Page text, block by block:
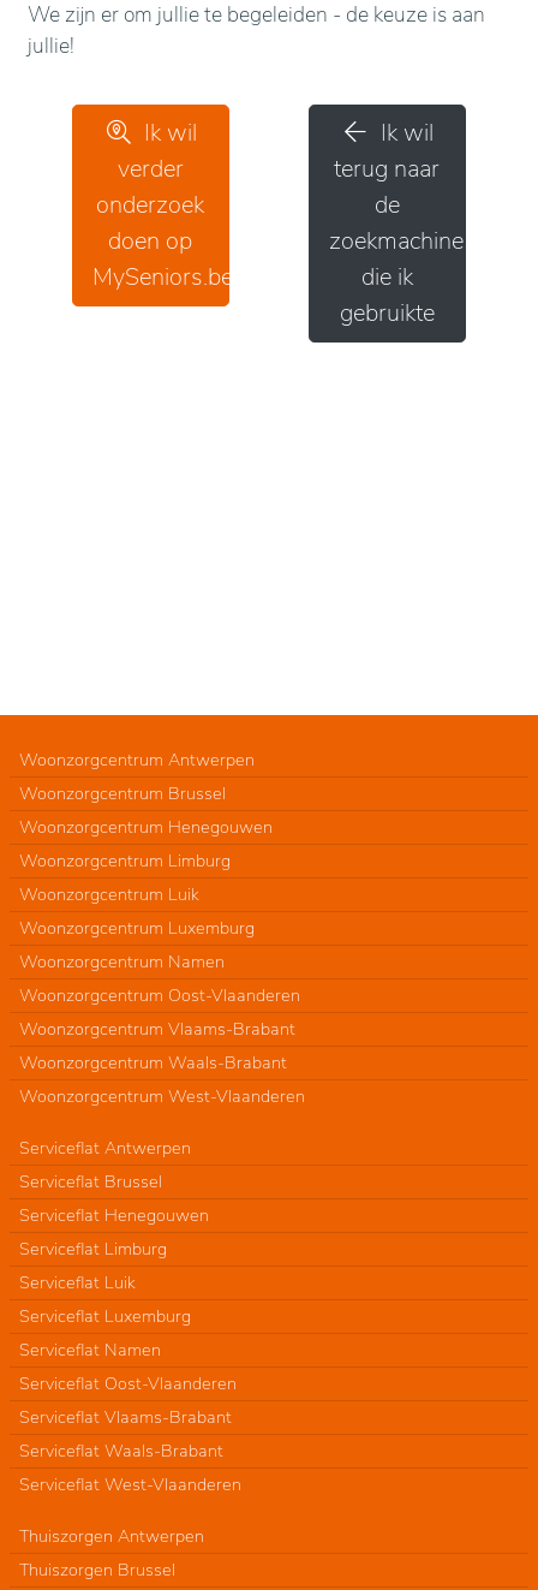
We zijn er om jullie te begeleiden - de keuze is aan
jullie!
Ik wil
verder
onderzoek
doen op
MySeniors.be
Ik wil
terug naar
de
zoekmachine
die ik
gebruikte
Woonzorgcentrum Antwerpen
Woonzorgcentrum Brussel
Woonzorgcentrum Henegouwen
Woonzorgcentrum Limburg
Woonzorgcentrum Luik
Woonzorgcentrum Luxemburg
Woonzorgcentrum Namen
Woonzorgcentrum Oost-Vlaanderen
Woonzorgcentrum Vlaams-Brabant
Woonzorgcentrum Waals-Brabant
Woonzorgcentrum West-Vlaanderen
Serviceflat Antwerpen
Serviceflat Brussel
Serviceflat Henegouwen
Serviceflat Limburg
Serviceflat Luik
Serviceflat Luxemburg
Serviceflat Namen
Serviceflat Oost-Vlaanderen
Serviceflat Vlaams-Brabant
Serviceflat Waals-Brabant
Serviceflat West-Vlaanderen
Thuiszorgen Antwerpen
Thuiszorgen Brussel